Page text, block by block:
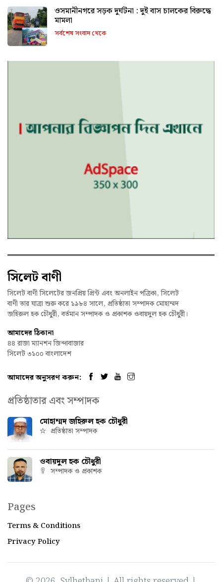
ওসমানীনগরে সড়ক দুর্ঘটনা : দুই বাস চালকের বিরুদ্ধে
মামলা
সর্বশেষ সংবাদ থেকে
সিলেট বাণী
সিলেট বাণী সিলেটের জনপ্রিয় প্রিন্ট এবং অনলাইন পত্রিকা, সিলেট
বাণী তার যাত্রা শুরু করে ১৯৮৪ সালে, প্রতিষ্ঠাতা সম্পাদক মোহাম্মদ
জহিরুল হক চৌধুরী, বর্তমান সম্পাদক ও প্রকাশক ওবায়দুল হক চৌধুরী।
আমাদের ঠিকানা
৪৪ রাজা ম্যানশন জিন্দাবাজার
সিলেট ৩১০০ বাংলাদেশ
আমাদের অনুসরণ করুন:
প্রতিষ্ঠাতার এবং সম্পাদক
মোহাম্মদ জহিরুল হক চৌধুরী
প্রতিষ্ঠাতা সম্পাদক
ওবায়দুল হক চৌধুরী
সম্পাদক ও প্রকাশক
Pages
Terms & Conditions
Privacy Policy